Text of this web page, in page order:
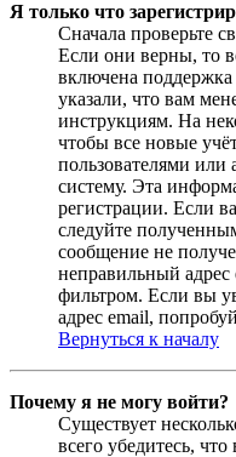
Я только что
Сначала проверьте
Если они верны, то
включена
указали, что вам
инструкциям. На
чтобы все новые
пользователями или
систему. Эта
регистрации. Если
следуйте
сообщение не
неправильный адрес
фильтром. Если вы
адрес email,
Вернуться к началу
Почему я не могу войти?
Существует
всего убедитесь,